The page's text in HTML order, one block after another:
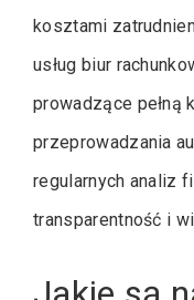
kosztami
usług biur
prowadzące pełną
przeprowadzania
regularnych analiz
transparentność i